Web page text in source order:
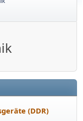
(DDR)